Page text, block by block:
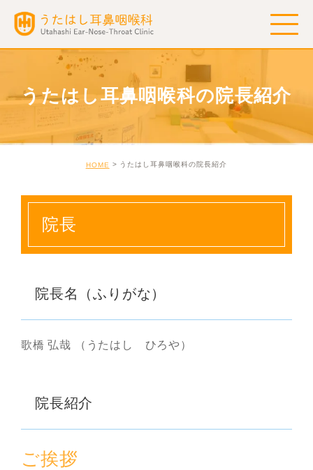
うたはし耳鼻咽喉科の院長紹介
HOME うたはし耳鼻咽喉科の院長紹介
院長
院長名（ふりがな）
歌橋 弘哉 （うたはし ひろや）
院長紹介
ご挨拶